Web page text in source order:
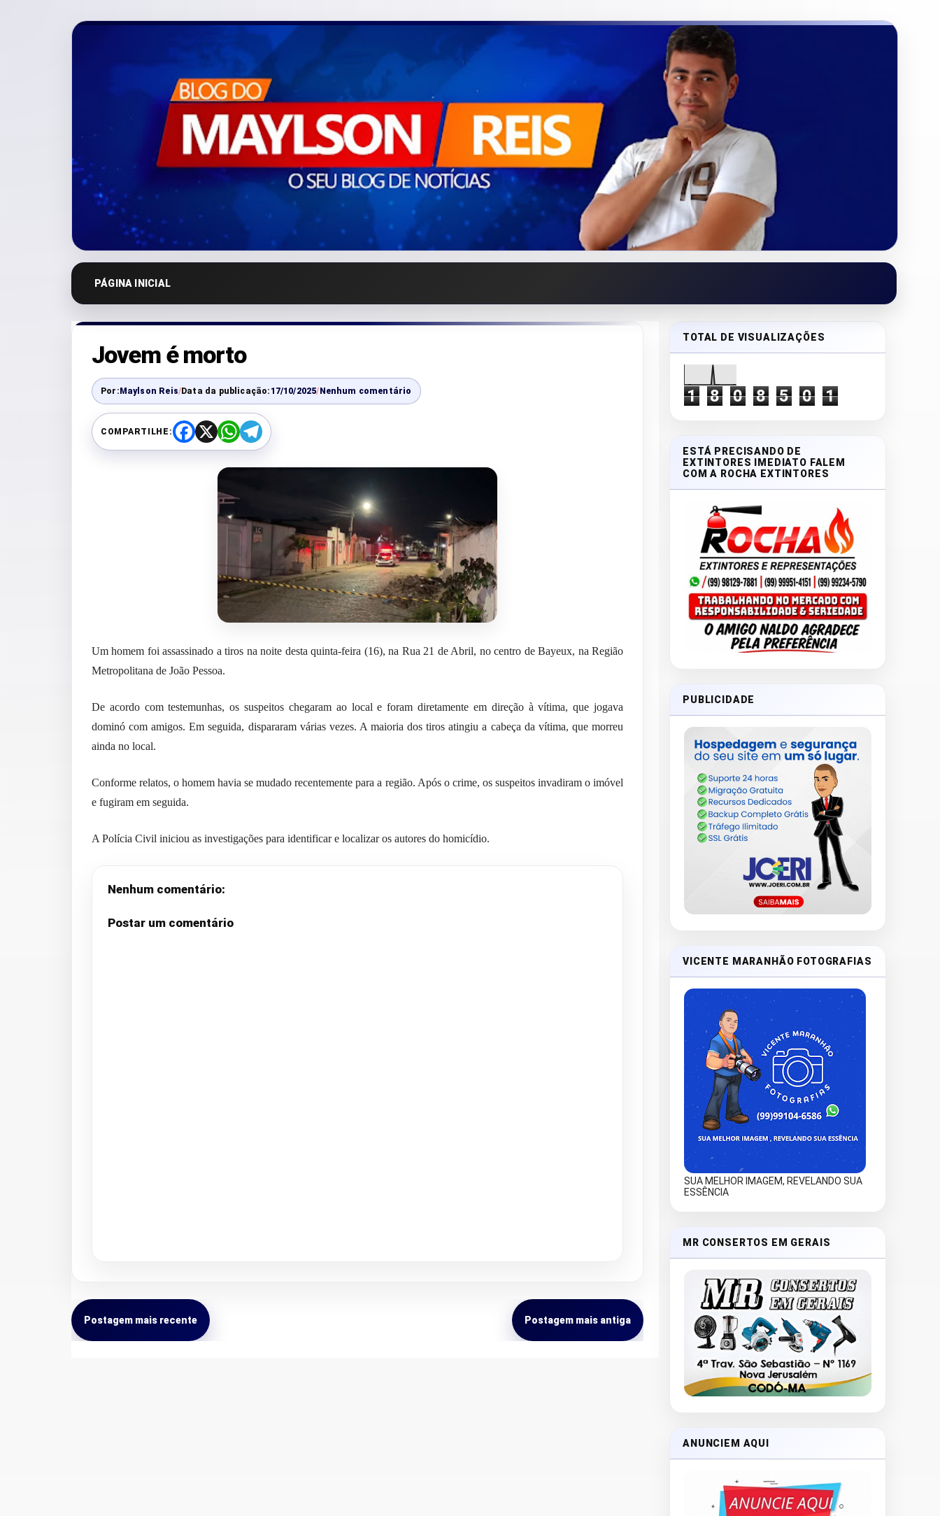
PÁGINA INICIAL
Jovem é morto
Por:Maylson Reis/Data da publicação: 17/10/2025/Nenhum comentário
COMPARTILHE:
F
a
X
W
h
t
A
p
p
T
e
e
Um homem foi assassinado a tiros na noite desta quinta-feira (16), na Rua 21 de Abril, no centro de Bayeux, na Região
Metropolitana de João Pessoa.
De acordo com testemunhas, os suspeitos chegaram ao local e foram diretamente em direção à vítima, que jogava
dominó com amigos. Em seguida, dispararam várias vezes. A maioria dos tiros atingiu a cabeça da vítima, que morreu
ainda no local.
Conforme relatos, o homem havia se mudado recentemente para a região. Após o crime, os suspeitos invadiram o imóvel
e fugiram em seguida.
A Polícia Civil iniciou as investigações para identificar e localizar os autores do homicídio.
Nenhum comentário:
Postar um comentário
Postagem mais recente Postagem mais antiga
TOTAL DE VISUALIZAÇÕES
1 8 0 8 5 0 1
ESTÁ PRECISANDO DE
EXTINTORES IMEDIATO FALEM
COM A ROCHA EXTINTORES
PUBLICIDADE
VICENTE MARANHÃO FOTOGRAFIAS
SUA MELHOR IMAGEM, REVELANDO SUA
ESSÊNCIA
MR CONSERTOS EM GERAIS
ANUNCIEM AQUI